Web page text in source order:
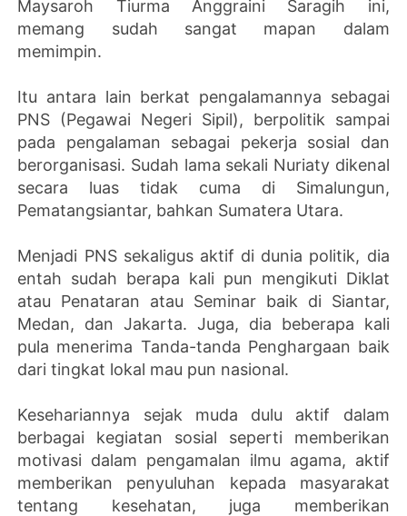
Maysaroh Tiurma Anggraini Saragih ini,
memang sudah sangat mapan dalam
memimpin.
Itu antara lain berkat pengalamannya sebagai
PNS (Pegawai Negeri Sipil), berpolitik sampai
pada pengalaman sebagai pekerja sosial dan
berorganisasi. Sudah lama sekali Nuriaty dikenal
secara luas tidak cuma di Simalungun,
Pematangsiantar, bahkan Sumatera Utara.
Menjadi PNS sekaligus aktif di dunia politik, dia
entah sudah berapa kali pun mengikuti Diklat
atau Penataran atau Seminar baik di Siantar,
Medan, dan Jakarta. Juga, dia beberapa kali
pula menerima Tanda-tanda Penghargaan baik
dari tingkat lokal mau pun nasional.
Kesehariannya sejak muda dulu aktif dalam
berbagai kegiatan sosial seperti memberikan
motivasi dalam pengamalan ilmu agama, aktif
memberikan penyuluhan kepada masyarakat
tentang kesehatan, juga memberikan